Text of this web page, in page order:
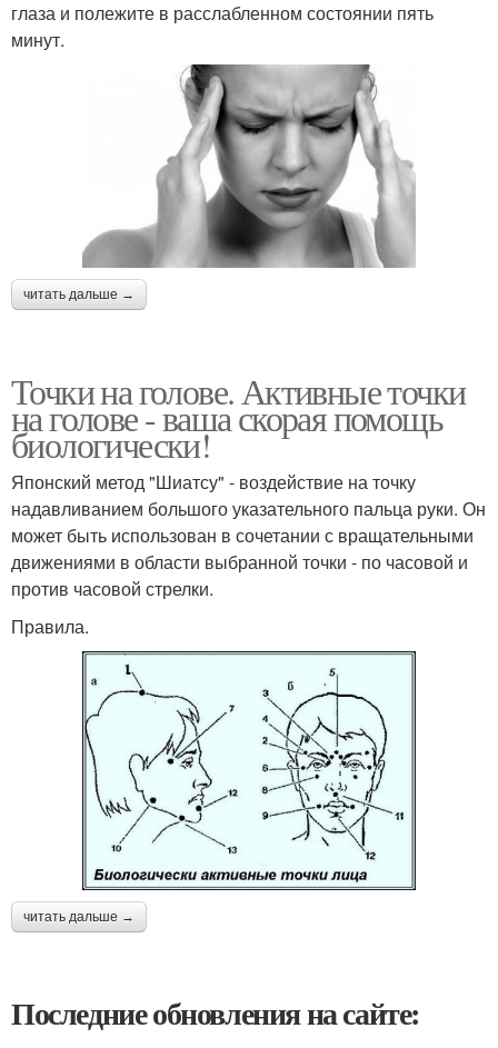
глаза и полежите в расслабленном состоянии пять
минут.
читать дальше →
Точки на голове. Активные точки
на голове - ваша скорая помощь
биологически!
Японский метод "Шиатсу" - воздействие на точку
надавливанием большого указательного пальца руки. Он
может быть использован в сочетании с вращательными
движениями в области выбранной точки - по часовой и
против часовой стрелки.
Правила.
читать дальше →
Последние обновления на сайте: